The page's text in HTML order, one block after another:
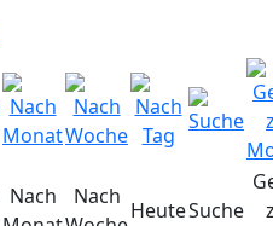
Nach
Nach
HeuteSuche